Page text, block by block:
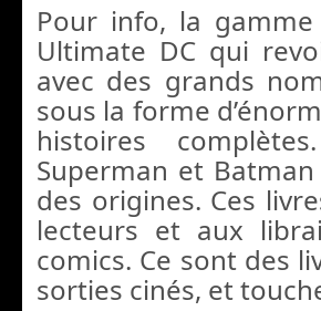
Pour info, la gamme
Ultimate DC qui
avec des grands
sous la forme
histoires
Superman et
des origines. Ces
lecteurs et aux
comics. Ce sont des
sorties cinés, et